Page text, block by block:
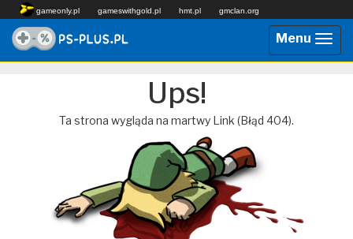
gameonly.pl gameswithgold.pl hmt.pl gmclan.org
Menu
Ups!
Ta strona wygląda na martwy Link (Błąd 404).